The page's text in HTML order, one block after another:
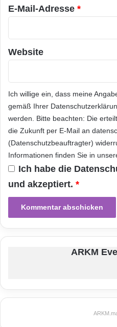
Beisein der Kinder
Herstellerangebote
Kindersicherungen
E-Mail-Adresse *
Website
Ich willige ein, dass meine
gemäß Ihrer
werden. Bitte beachten: Die
die Zukunft per E-Mail an
(Datenschutzbeauftragter)
Informationen finden Sie in
Ich habe die
und akzeptiert. *
ARKM